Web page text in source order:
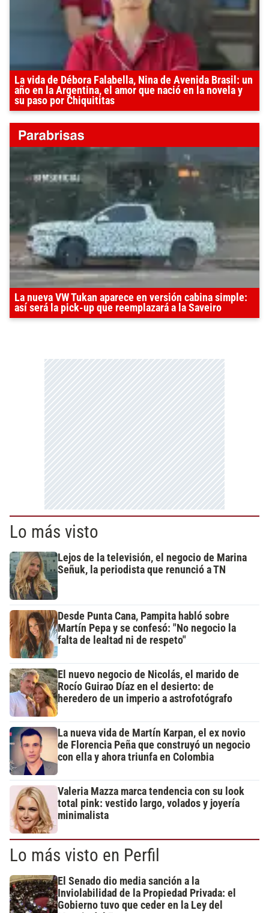
La vida de Débora Falabella, Nina de Avenida Brasil: un
año en la Argentina, el amor que nació en la novela y
su paso por Chiquititas
La nueva VW Tukan aparece en versión cabina simple:
así será la pick-up que reemplazará a la Saveiro
Lo más visto
Lejos de la televisión, el negocio de Marina
Señuk, la periodista que renunció a TN
Desde Punta Cana, Pampita habló sobre
Martín Pepa y se confesó: "No negocio la
falta de lealtad ni de respeto"
El nuevo negocio de Nicolás, el marido de
Rocío Guirao Díaz en el desierto: de
heredero de un imperio a astrofotógrafo
La nueva vida de Martín Karpan, el ex novio
de Florencia Peña que construyó un negocio
con ella y ahora triunfa en Colombia
Valeria Mazza marca tendencia con su look
total pink: vestido largo, volados y joyería
minimalista
Lo más visto en Perfil
El Senado dio media sanción a la
Inviolabilidad de la Propiedad Privada: el
Gobierno tuvo que ceder en la Ley del